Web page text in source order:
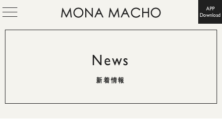
APP
Download
News
新着情報